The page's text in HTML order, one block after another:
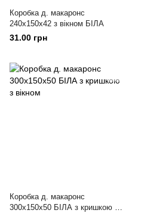
Коробка д. макаронс
240х150х42 з вікном БІЛА
31.00 грн
Коробка д. макаронс
300х150х50 БІЛА з кришкою з